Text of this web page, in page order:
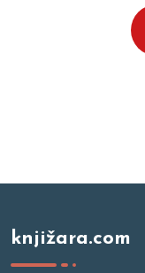
knjižara.com